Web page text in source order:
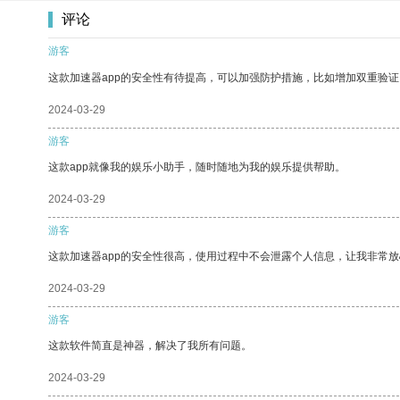
评论
游客
这款加速器app的安全性有待提高，可以加强防护措施，比如增加双重验
2024-03-29
游客
这款app就像我的娱乐小助手，随时随地为我的娱乐提供帮助。
2024-03-29
游客
这款加速器app的安全性很高，使用过程中不会泄露个人信息，让我非常
2024-03-29
游客
这款软件简直是神器，解决了我所有问题。
2024-03-29